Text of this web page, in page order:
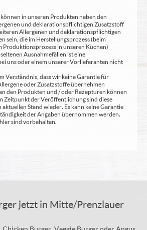
in unseren Produkten neben den
und deklarationspflichtigen Zusatzstoff
Allergenen und deklarationspflichtigen
sein, die im Herstellungsprozess (beim
in unseren Küchen)
Ausnahmefällen ist eine
uns oder einem unserer Vorlieferanten nicht
Verständnis, dass wir keine Garantie für
oder Zusatzstoffe übernehmen
den Produkten und / oder Rezepturen können
Zeitpunkt der Veröffentlichung sind diese
Stand wieder. Es kann keine Garantie
der Angaben übernommen werden.
sind vorbehalten.
jetzt in Mitte/Prenzlauer